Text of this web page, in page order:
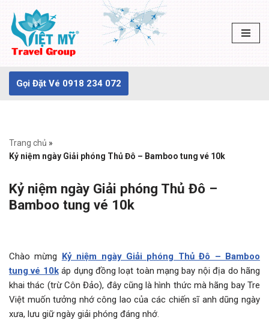
Chuyển
tới
dung
Gọi Đặt Vé 0918 234 072
Trang chủ »
Kỷ niệm ngày Giải phóng Thủ Đô – Bamboo tung vé 10k
Kỷ niệm ngày Giải phóng Thủ Đô –
Bamboo tung vé 10k
Chào mừng Kỷ niệm ngày Giải phóng Thủ Đô – Bamboo
tung vé 10káp dụng đồng loạt toàn mạng bay nội địa do hãng
khai thác (trừ Côn Đảo), đây cũng là hình thức mà hãng bay Tre
Việt muốn tưởng nhớ công lao của các chiến sĩ anh dũng ngày
xưa, lưu giữ ngày giải phóng đáng nhớ.